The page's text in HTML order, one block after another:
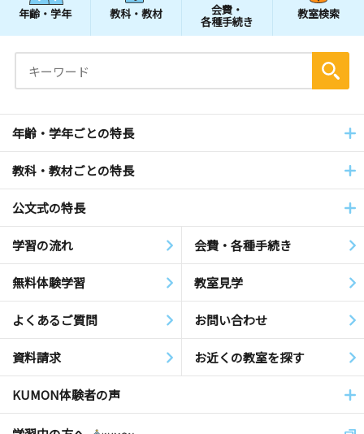
年齢・学年 教科・教材 会費・
各種手続き
教室検索
年齢・学年ごとの特長
教科・教材ごとの特長
公文式の特長
学習の流れ 会費・各種手続き
無料体験学習 教室見学
よくあるご質問 お問い合わせ
資料請求 お近くの教室を探す
KUMON体験者の声